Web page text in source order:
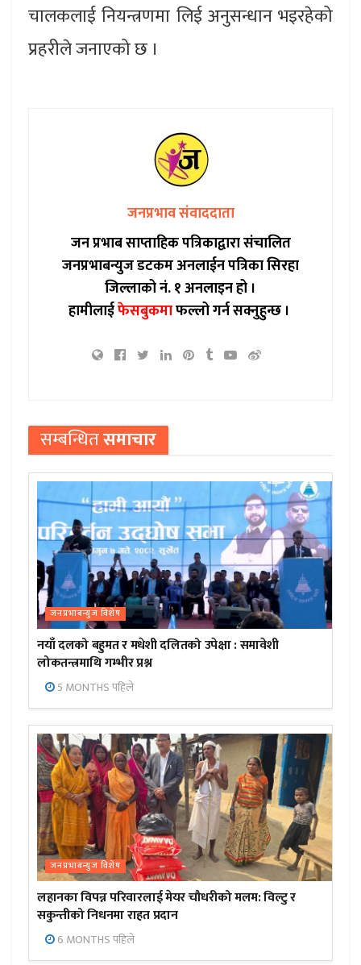
चालकलाई नियन्त्रणमा लिई अनुसन्धान भइरहेको
प्रहरीले जनाएको छ ।
जनप्रभाव संवाददाता
जन प्रभाब साप्ताहिक पत्रिकाद्वारा संचालित
जनप्रभाबन्युज डटकम अनलाईन पत्रिका सिरहा
जिल्लाको नं. १ अनलाइन हो ।
हामीलाईफेसबुकमाफल्लो गर्न सक्नुहुन्छ ।
सम्बन्धितसमाचार
जनप्रभाबन्युज विशेष
नयाँ दलको बहुमत र मधेशी दलितको उपेक्षा : समावेशी
लोकतन्त्रमाथि गम्भीर प्रश्न
5 MONTHS पहिले
जनप्रभाबन्युज विशेष
लहानका विपन्न परिवारलाई मेयर चौधरीको मलम: विल्टु र
सकुन्तीको निधनमा राहत प्रदान
6 MONTHS पहिले